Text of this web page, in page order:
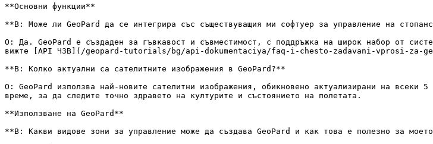
**Основни функции**
**В: Може ли GeoPard да се интегрира със съществуващия ми софтуер за управление на
О: Да. GeoPard е създаден за гъвкавост и съвместимост, с поддръжка на широк набор от
вижте [API ЧЗВ](/geopard-tutorials/bg/api-dokumentaciya/faq-i-chesto-zadavani-vprosi-za-
**В: Колко актуални са сателитните изображения в GeoPard?**
О: GeoPard използва най-новите сателитни изображения, обикновено актуализирани на
време, за да следите точно здравето на културите и състоянието на полетата.
**Използване на GeoPard**
**В: Какви видове зони за управление може да създава GeoPard и как това е полезно за